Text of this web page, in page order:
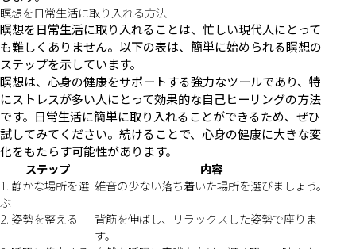
瞑想を日常生活に取り入れる方法
瞑想を日常生活に取り入れることは、忙しい現代人にとって
も難しくありません。以下の表は、簡単に始められる瞑想の
ステップを示しています。
瞑想は、心身の健康をサポートする強力なツールであり、特
にストレスが多い人にとって効果的な自己ヒーリングの方法
です。日常生活に簡単に取り入れることができるため、ぜひ
試してみてください。続けることで、心身の健康に大きな変
化をもたらす可能性があります。
ステップ
内容
1. 静かな場所を選
ぶ
雑音の少ない落ち着いた場所を選びましょう。
2. 姿勢を整える
背筋を伸ばし、リラックスした姿勢で座りま
す。